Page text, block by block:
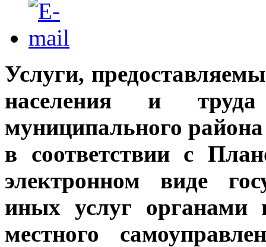
Услуги,
населения и труда
муниципального
в соответствии с
электронном виде
иных услуг органами
местного